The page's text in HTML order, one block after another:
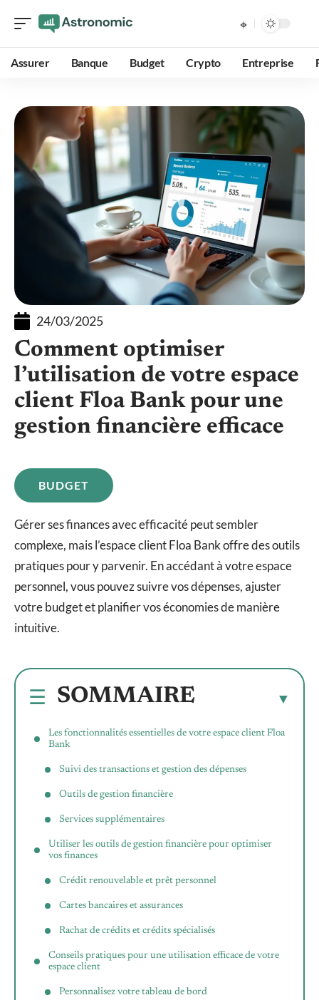
Assurer Banque Budget Crypto Entreprise
24/03/2025
Comment optimiser
l’utilisation de votre espace
client Floa Bank pour une
gestion financière efficace
BUDGET
Gérer ses finances avec efficacité peut sembler
complexe, mais l’espace client Floa Bank offre des outils
pratiques pour y parvenir. En accédant à votre espace
personnel, vous pouvez suivre vos dépenses, ajuster
votre budget et planifier vos économies de manière
intuitive.
SOMMAIRE
Les fonctionnalités essentielles de votre espace client Floa
Bank
Suivi des transactions et gestion des dépenses
Outils de gestion financière
Services supplémentaires
Utiliser les outils de gestion financière pour optimiser
vos finances
Crédit renouvelable et prêt personnel
Cartes bancaires et assurances
Rachat de crédits et crédits spécialisés
Conseils pratiques pour une utilisation efficace de votre
espace client
Personnalisez votre tableau de bord